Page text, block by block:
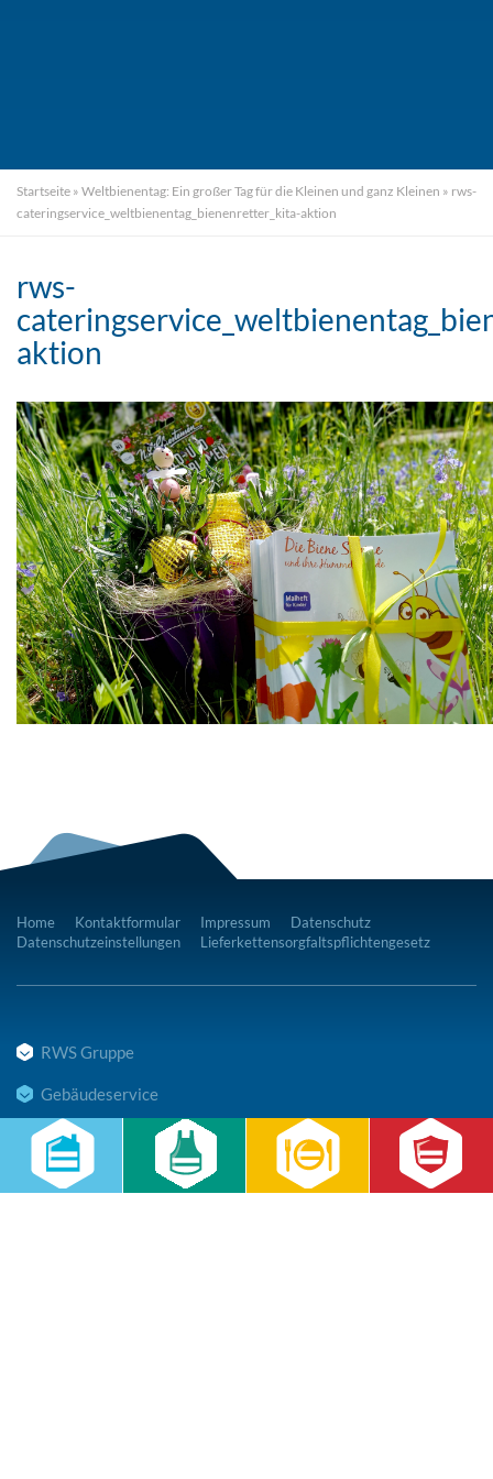
Startseite » Weltbienentag: Ein großer Tag für die Kleinen und ganz Kleinen » rws-
cateringservice_weltbienentag_bienenretter_kita-aktion
rws-
aktion
Home Kontaktformular Impressum
Datenschutz
Datenschutzeinstellungen
Lieferkettensorgfaltspflichtengesetz
RWS Gruppe
Gebäudeservice
Hauswirtschaft
Cateringservice